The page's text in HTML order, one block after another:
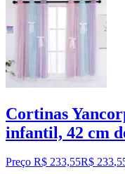
Cortinas
infantil, 42 cm
Preço R$ 233,55R$ 233,